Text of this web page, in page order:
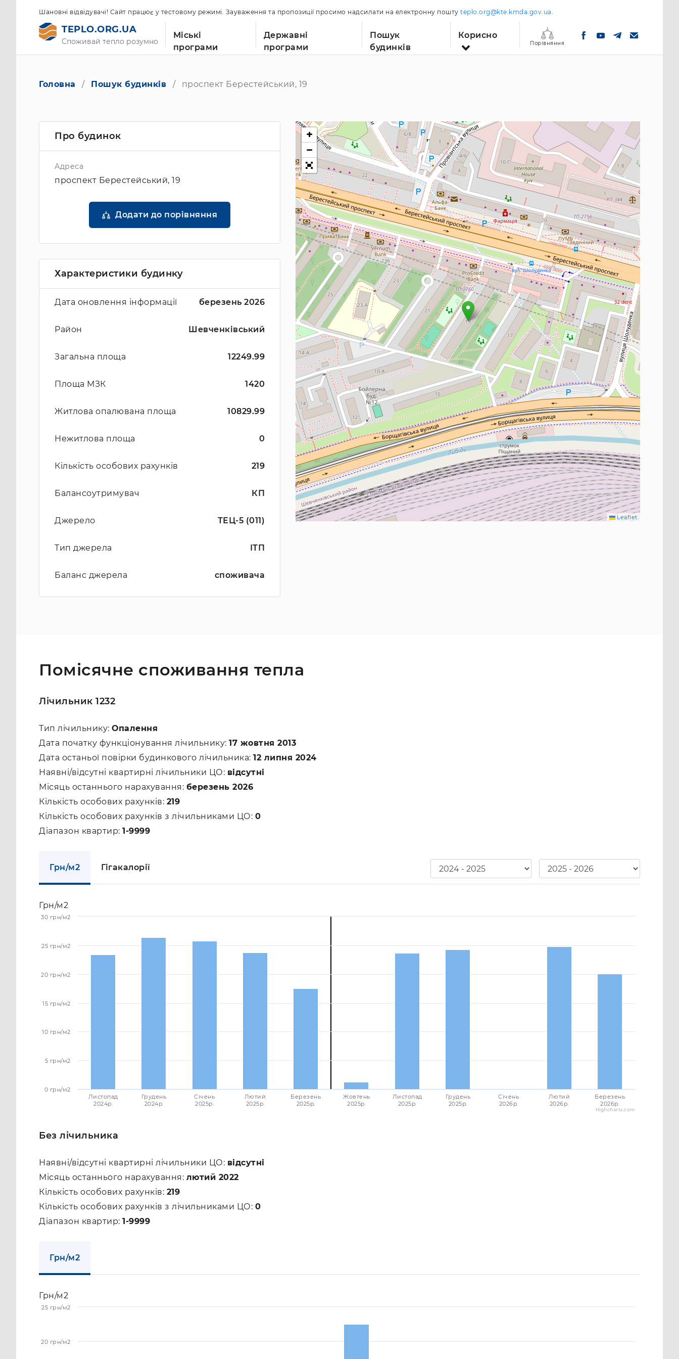
Шановні відвідувачі! Сайт працює у тестовому режимі. Зауваження та пропозиції просимо надсилати на електронну пошту teplo.org@kte.kmda.gov.ua.
TEPLO.ORG.UA
Споживай тепло розумно
Міські
програми
Державні
програми
Пошук
будинків
Корисно
Порівняння
Головна Пошук будинків проспект Берестейський, 19
Про будинок
Адреса
проспект Берестейський, 19
Додати до порівняння
Характеристики будинку
Дата оновлення інформації березень 2026
Район Шевченківський
Загальна площа 12249.99
Площа МЗК 1420
Житлова опалювана площа 10829.99
Нежитлова площа 0
Кількість особових рахунків 219
Балансоутримувач КП
Джерело ТЕЦ-5 (011)
Тип джерела ІТП
Баланс джерела споживача
+
−
Leaflet
Помісячне споживання тепла
Лічильник 1232
Тип лічильнику: Опалення
Дата початку функціонування лічильнику: 17 жовтня 2013
Дата останьої повірки будинкового лічильника: 12 липня 2024
Наявні/відсутні квартирні лічильники ЦО: відсутні
Місяць останнього нарахування: березень 2026
Кількість особових рахунків: 219
Кількість особових рахунків з лічильниками ЦО: 0
Діапазон квартир: 1-9999
Грн/м2 Гігакалорії
Грн/м2
Листопад
2024p.
Грудень
2024p.
Січень
2025p.
Лютий
2025p.
Березень
2025p.
Жовтень
2025p.
Листопад
2025p.
Грудень
2025p.
Січень
2026p.
Лютий
2026p.
Березень
2026p.
0 грн/м2
5 грн/м2
10 грн/м2
15 грн/м2
20 грн/м2
25 грн/м2
30 грн/м2
Highcharts.com
Без лічильника
Наявні/відсутні квартирні лічильники ЦО: відсутні
Місяць останнього нарахування: лютий 2022
Кількість особових рахунків: 219
Кількість особових рахунків з лічильниками ЦО: 0
Діапазон квартир: 1-9999
Грн/м2
Грн/м2
20 грн/м2
25 грн/м2